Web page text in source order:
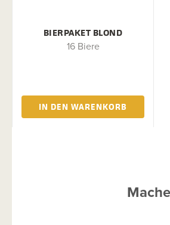
BIERPAKET BLOND
16 Biere
IN DEN WARENKORB